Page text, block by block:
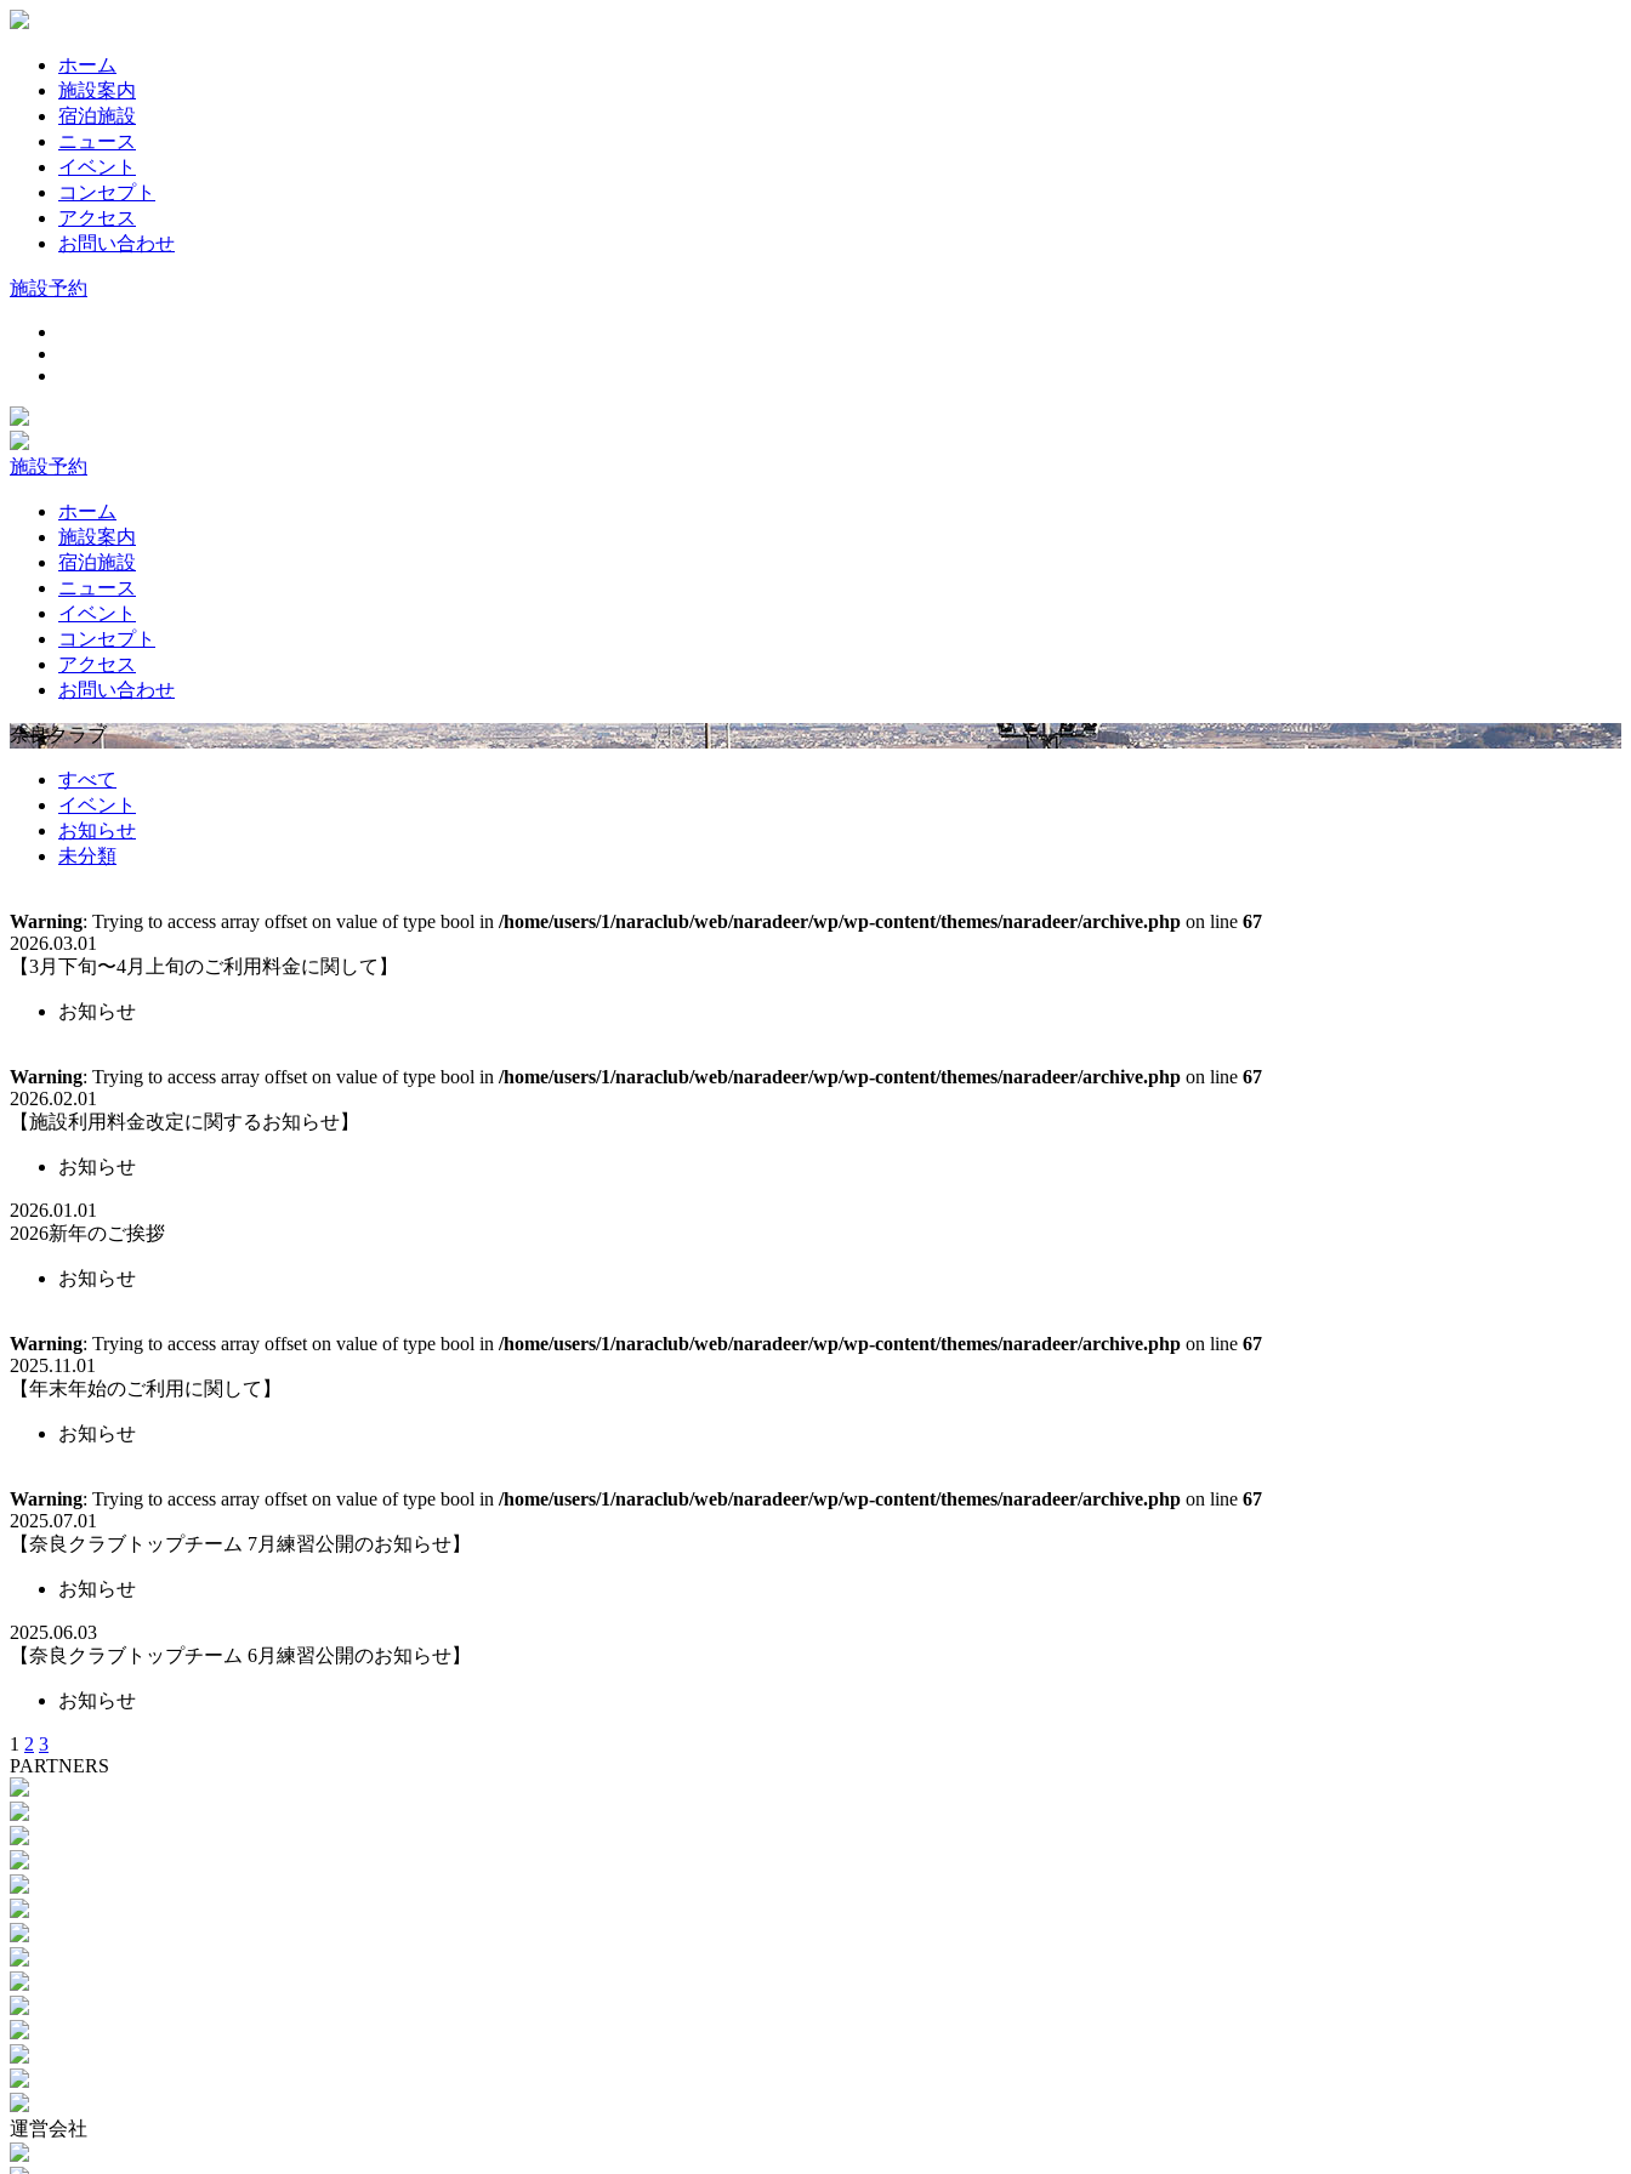
ホーム
施設案内
宿泊施設
ニュース
イベント
コンセプト
アクセス
お問い合わせ
施設予約
施設予約
ホーム
施設案内
宿泊施設
ニュース
イベント
コンセプト
アクセス
お問い合わせ
奈良クラブ
すべて
イベント
お知らせ
未分類
Warning: Trying to access array offset on value of type bool in /home/users/1/naraclub/web/naradeer/wp/wp-content/themes/naradeer/archive.php on line 67
2026.03.01
【3月下旬〜4月上旬のご利用料金に関して】
お知らせ
Warning: Trying to access array offset on value of type bool in /home/users/1/naraclub/web/naradeer/wp/wp-content/themes/naradeer/archive.php on line 67
2026.02.01
【施設利用料金改定に関するお知らせ】
お知らせ
2026.01.01
2026新年のご挨拶
お知らせ
Warning: Trying to access array offset on value of type bool in /home/users/1/naraclub/web/naradeer/wp/wp-content/themes/naradeer/archive.php on line 67
2025.11.01
【年末年始のご利用に関して】
お知らせ
Warning: Trying to access array offset on value of type bool in /home/users/1/naraclub/web/naradeer/wp/wp-content/themes/naradeer/archive.php on line 67
2025.07.01
【奈良クラブトップチーム 7月練習公開のお知らせ】
お知らせ
2025.06.03
【奈良クラブトップチーム 6月練習公開のお知らせ】
お知らせ
1 2 3
PARTNERS
運営会社